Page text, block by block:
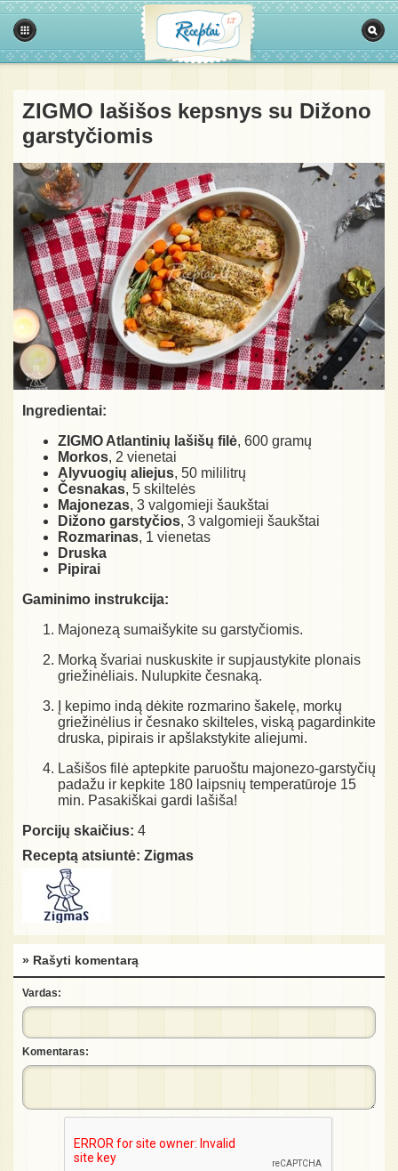
ZIGMO lašišos kepsnys su Dižono
garstyčiomis
Ingredientai:
ZIGMO Atlantinių lašišų filė, 600 gramų
Morkos, 2 vienetai
Alyvuogių aliejus, 50 mililitrų
Česnakas, 5 skiltelės
Majonezas, 3 valgomieji šaukštai
Dižono garstyčios, 3 valgomieji šaukštai
Rozmarinas, 1 vienetas
Druska
Pipirai
Gaminimo instrukcija:
Majonezą sumaišykite su garstyčiomis.
Morką švariai nuskuskite ir supjaustykite plonais
griežinėliais. Nulupkite česnaką.
Į kepimo indą dėkite rozmarino šakelę, morkų
griežinėlius ir česnako skilteles, viską pagardinkite
druska, pipirais ir apšlakstykite aliejumi.
Lašišos filė aptepkite paruoštu majonezo-garstyčių
padažu ir kepkite 180 laipsnių temperatūroje 15
min. Pasakiškai gardi lašiša!
Porcijų skaičius: 4
Receptą atsiuntė: Zigmas
» Rašyti komentarą
Vardas:
Komentaras: